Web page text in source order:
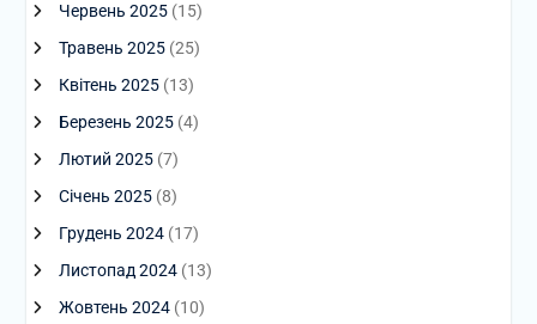
Червень 2025(15)
Травень 2025(25)
Квітень 2025(13)
Березень 2025(4)
Лютий 2025(7)
Січень 2025(8)
Грудень 2024(17)
Листопад 2024(13)
Жовтень 2024(10)